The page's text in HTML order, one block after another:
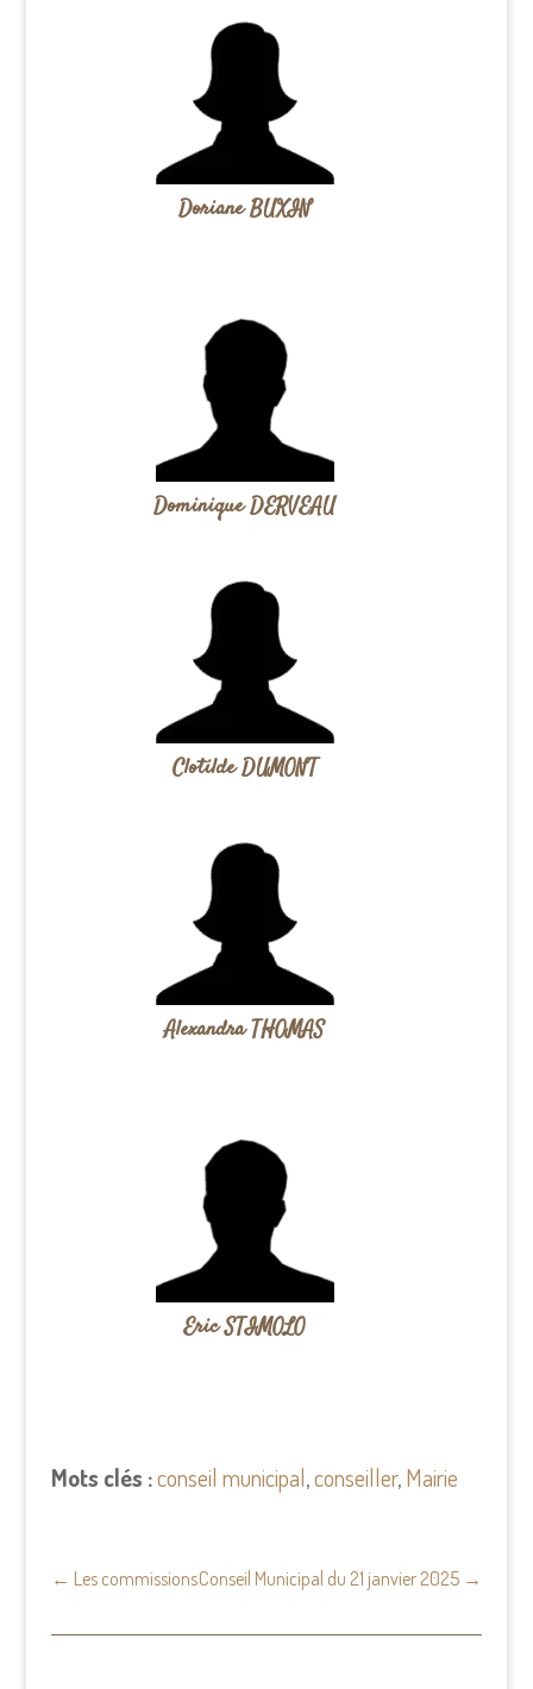
Doriane BUXIN
Dominique DERVEAU
Clotilde DUMONT
Alexandra THOMAS
Eric STIMOLO
Mots clés :conseil municipal,conseiller,Mairie
← Les commissionsConseil Municipal du 21 janvier 2025 →